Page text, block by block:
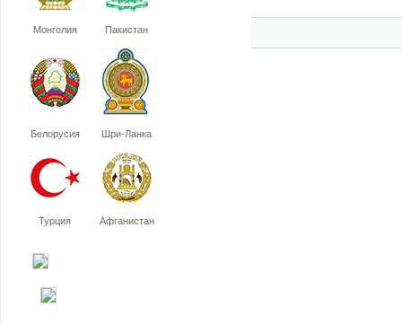
Монголия Пакистан
Белорусия Шри-Ланка
Турция Афганистан